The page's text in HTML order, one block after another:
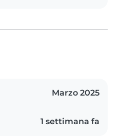
Marzo 2025
1 settimana fa